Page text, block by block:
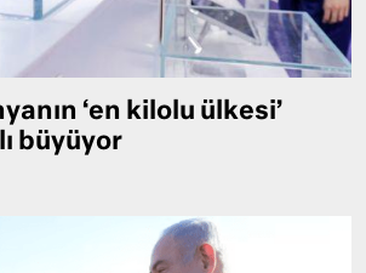
‘en kilolu ülkesi’
büyüyor